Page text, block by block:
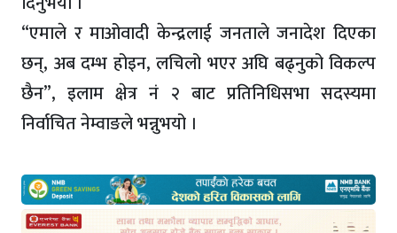
“एमाले र माओवादी केन्द्रलाई जनताले जनादेश दिएका
छन्, अब दम्भ होइन, लचिलो भएर अघि बढ्नुको विकल्प
छैन”, इलाम क्षेत्र नं २ बाट प्रतिनिधिसभा सदस्यमा
निर्वाचित नेम्वाङले भन्नुभयो ।